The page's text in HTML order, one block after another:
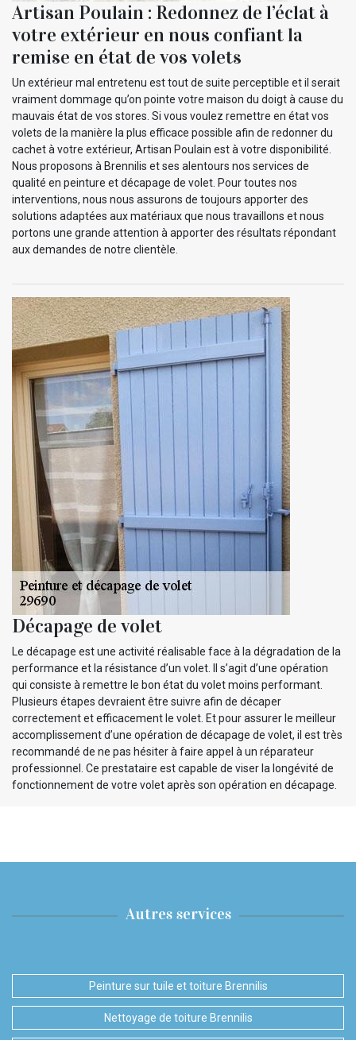
Artisan Poulain : Redonnez de l’éclat à
votre extérieur en nous confiant la
remise en état de vos volets
Un extérieur mal entretenu est tout de suite perceptible et il serait
vraiment dommage qu’on pointe votre maison du doigt à cause du
mauvais état de vos stores. Si vous voulez remettre en état vos
volets de la manière la plus efficace possible afin de redonner du
cachet à votre extérieur, Artisan Poulain est à votre disponibilité.
Nous proposons à Brennilis et ses alentours nos services de
qualité en peinture et décapage de volet. Pour toutes nos
interventions, nous nous assurons de toujours apporter des
solutions adaptées aux matériaux que nous travaillons et nous
portons une grande attention à apporter des résultats répondant
aux demandes de notre clientèle.
Décapage de volet
Le décapage est une activité réalisable face à la dégradation de la
performance et la résistance d’un volet. Il s’agit d’une opération
qui consiste à remettre le bon état du volet moins performant.
Plusieurs étapes devraient être suivre afin de décaper
correctement et efficacement le volet. Et pour assurer le meilleur
accomplissement d’une opération de décapage de volet, il est très
recommandé de ne pas hésiter à faire appel à un réparateur
professionnel. Ce prestataire est capable de viser la longévité de
fonctionnement de votre volet après son opération en décapage.
Autres services
Peinture sur tuile et toiture Brennilis
Nettoyage de toiture Brennilis